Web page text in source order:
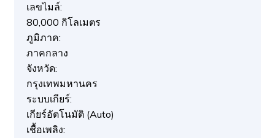
เลขไมล์:
80,000 กิโลเมตร
ภูมิภาค:
ภาคกลาง
จังหวัด:
กรุงเทพมหานคร
ระบบเกียร์:
เกียร์อัตโนมัติ (Auto)
เชื้อเพลิง: